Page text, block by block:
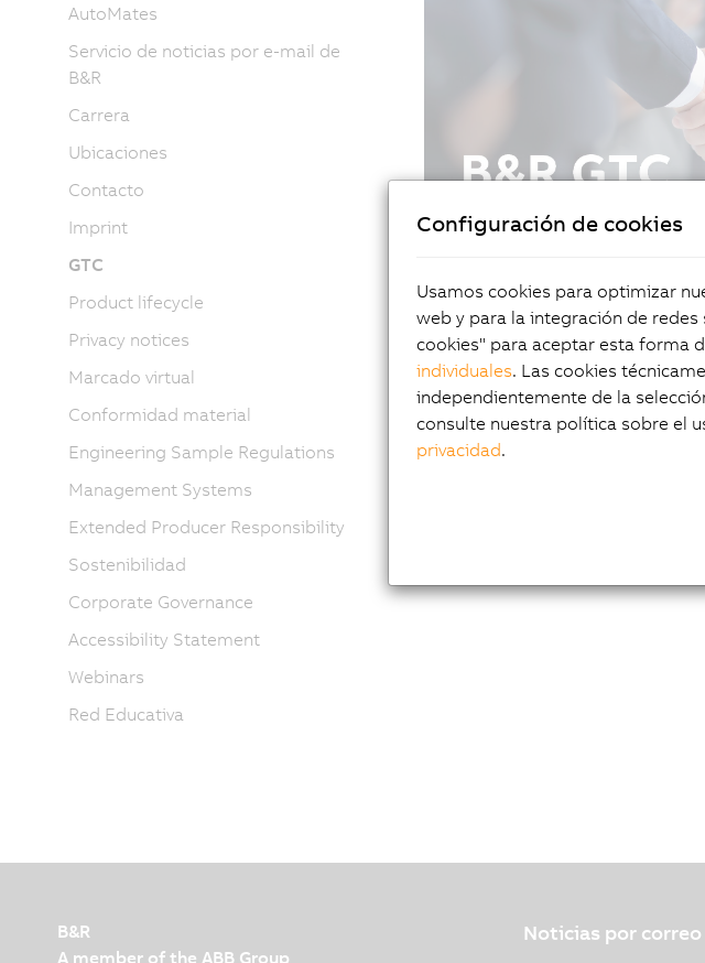
AutoMates
Servicio de noticias por e-mail de
B&R
Carrera
Ubicaciones
Contacto
Imprint
GTC
Product lifecycle
Privacy notices
Marcado virtual
Conformidad material
Engineering Sample Regulations
Management Systems
Extended Producer Responsibility
Sostenibilidad
Corporate Governance
Accessibility Statement
Webinars
Red Educativa
B&R
A member of the ABB Group
Noticias por
Configuración de cookies
Usamos cookies para optimizar
web y para la integración de
cookies" para aceptar esta forma
individuales. Las cookies
independientemente de la
consulte nuestra política sobre el
privacidad.